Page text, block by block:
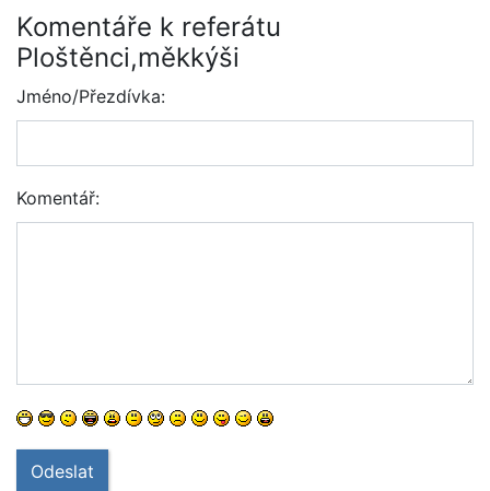
Komentáře k referátu
Ploštěnci,měkkýši
Jméno/Přezdívka:
Komentář:
Odeslat